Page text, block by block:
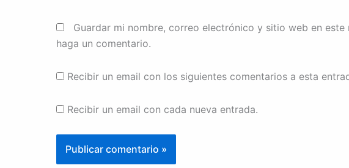
Guardar mi nombre, correo electrónico y sitio web en
haga un comentario.
Recibir un email con los siguientes comentarios a esta
Recibir un email con cada nueva entrada.